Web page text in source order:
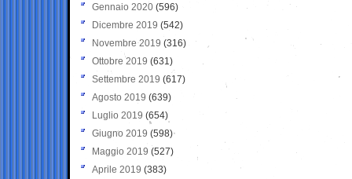
Gennaio 2020 (596)
Dicembre 2019 (542)
Novembre 2019 (316)
Ottobre 2019 (631)
Settembre 2019 (617)
Agosto 2019 (639)
Luglio 2019 (654)
Giugno 2019 (598)
Maggio 2019 (527)
Aprile 2019 (383)